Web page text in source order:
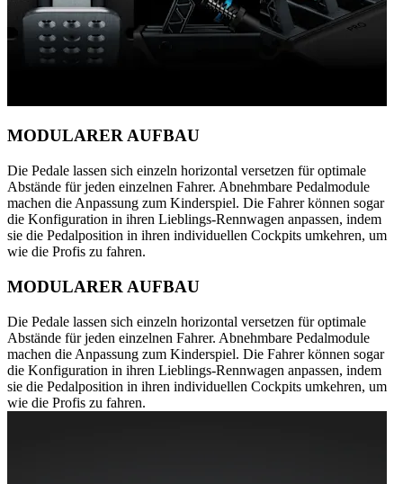
MODULARER AUFBAU
Die Pedale lassen sich einzeln horizontal versetzen für optimale
Abstände für jeden einzelnen Fahrer. Abnehmbare Pedalmodule
machen die Anpassung zum Kinderspiel. Die Fahrer können sogar
die Konfiguration in ihren Lieblings-Rennwagen anpassen, indem
sie die Pedalposition in ihren individuellen Cockpits umkehren, um
wie die Profis zu fahren.
MODULARER AUFBAU
Die Pedale lassen sich einzeln horizontal versetzen für optimale
Abstände für jeden einzelnen Fahrer. Abnehmbare Pedalmodule
machen die Anpassung zum Kinderspiel. Die Fahrer können sogar
die Konfiguration in ihren Lieblings-Rennwagen anpassen, indem
sie die Pedalposition in ihren individuellen Cockpits umkehren, um
wie die Profis zu fahren.